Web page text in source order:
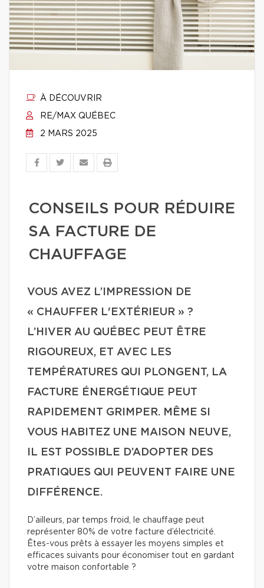
À DÉCOUVRIR
RE/MAX QUÉBEC
2 MARS 2025
CONSEILS POUR RÉDUIRE
SA FACTURE DE
CHAUFFAGE
VOUS AVEZ L’IMPRESSION DE
« CHAUFFER L'EXTÉRIEUR » ?
L’HIVER AU QUÉBEC PEUT ÊTRE
RIGOUREUX, ET AVEC LES
TEMPÉRATURES QUI PLONGENT, LA
FACTURE ÉNERGÉTIQUE PEUT
RAPIDEMENT GRIMPER. MÊME SI
VOUS HABITEZ UNE MAISON NEUVE,
IL EST POSSIBLE D’ADOPTER DES
PRATIQUES QUI PEUVENT FAIRE UNE
DIFFÉRENCE.
D’ailleurs, par temps froid, le chauffage peut
représenter 80% de votre facture d’électricité.
Êtes-vous prêts à essayer les moyens simples et
efficaces suivants pour économiser tout en gardant
votre maison confortable ?